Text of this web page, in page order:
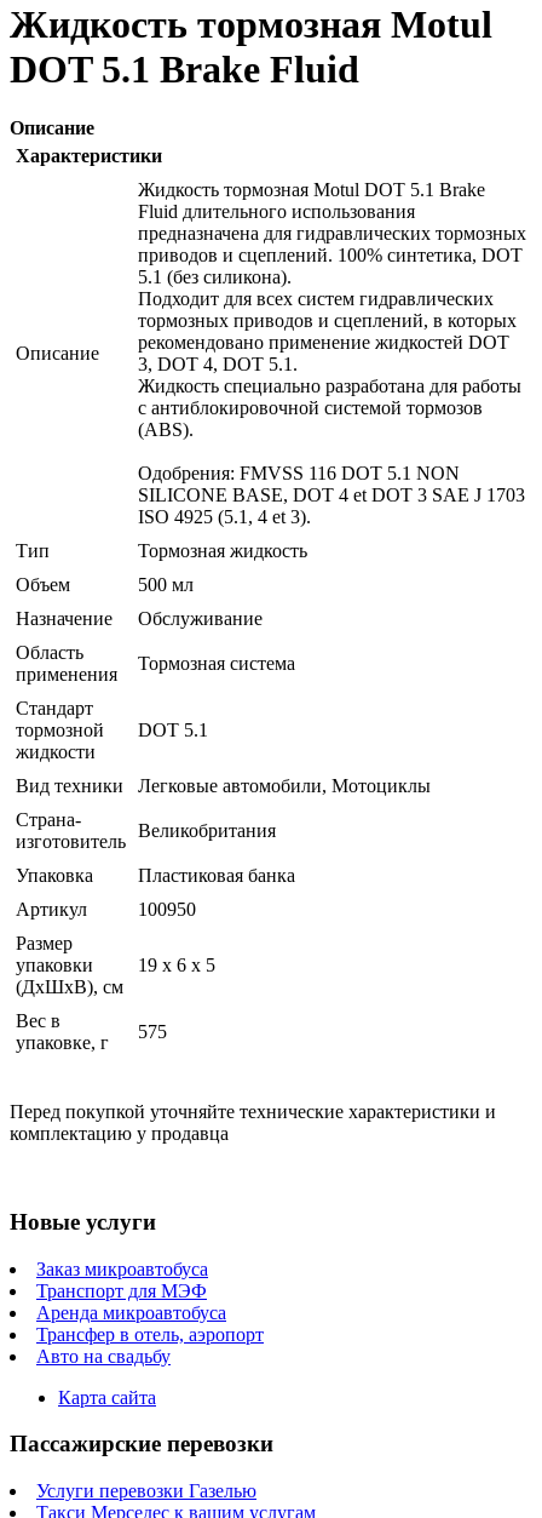
Жидкость тормозная Motul
DOT 5.1 Brake Fluid
Описание
Характеристики
Описание
Жидкость тормозная Motul DOT 5.1 Brake
Fluid длительного использования
предназначена для гидравлических тормозных
приводов и сцеплений. 100% синтетика, DOT
5.1 (без силикона).
Подходит для всех систем гидравлических
тормозных приводов и сцеплений, в которых
рекомендовано применение жидкостей DOT
3, DOT 4, DOT 5.1.
Жидкость специально разработана для работы
с антиблокировочной системой тормозов
(ABS).
Одобрения: FMVSS 116 DOT 5.1 NON
SILICONE BASE, DOT 4 et DOT 3 SAE J 1703
ISO 4925 (5.1, 4 et 3).
Тип
Тормозная жидкость
Объем
500 мл
Назначение
Обслуживание
Область
применения
Тормозная система
Стандарт
тормозной
жидкости
DOT 5.1
Вид техники
Легковые автомобили, Мотоциклы
Страна-
изготовитель
Великобритания
Упаковка
Пластиковая банка
Артикул
100950
Размер
упаковки
(ДхШхВ), см
19 x 6 x 5
Вес в
упаковке, г
575
Перед покупкой уточняйте технические характеристики и
комплектацию у продавца
Новые услуги
Заказ микроавтобуса
Транспорт для МЭФ
Аренда микроавтобуса
Трансфер в отель, аэропорт
Авто на свадьбу
Карта сайта
Пассажирские перевозки
Услуги перевозки Газелью
Такси Мерседес к вашим услугам